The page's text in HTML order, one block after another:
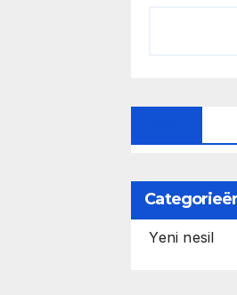
Yeni nesil